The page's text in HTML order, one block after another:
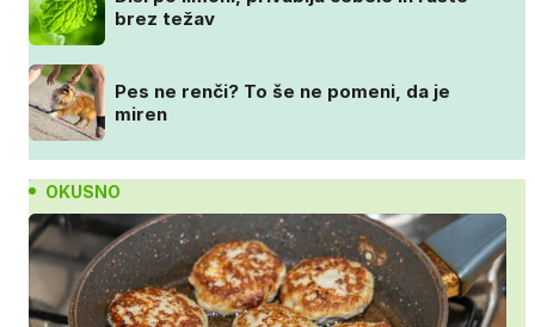
brez težav
Pes ne renči? To še ne pomeni, da je
miren
OKUSNO